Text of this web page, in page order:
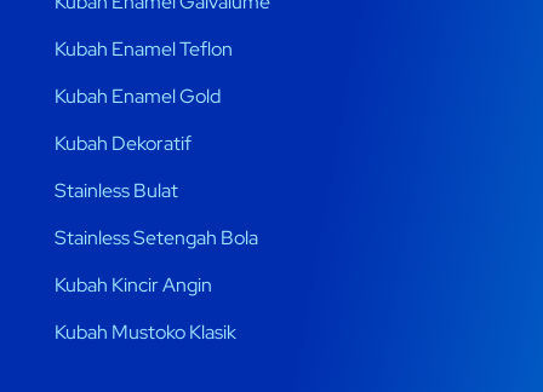
Kubah Enamel Teflon
Kubah Enamel Gold
Kubah Dekoratif
Stainless Bulat
Stainless Setengah Bola
Kubah Kincir Angin
Kubah Mustoko Klasik